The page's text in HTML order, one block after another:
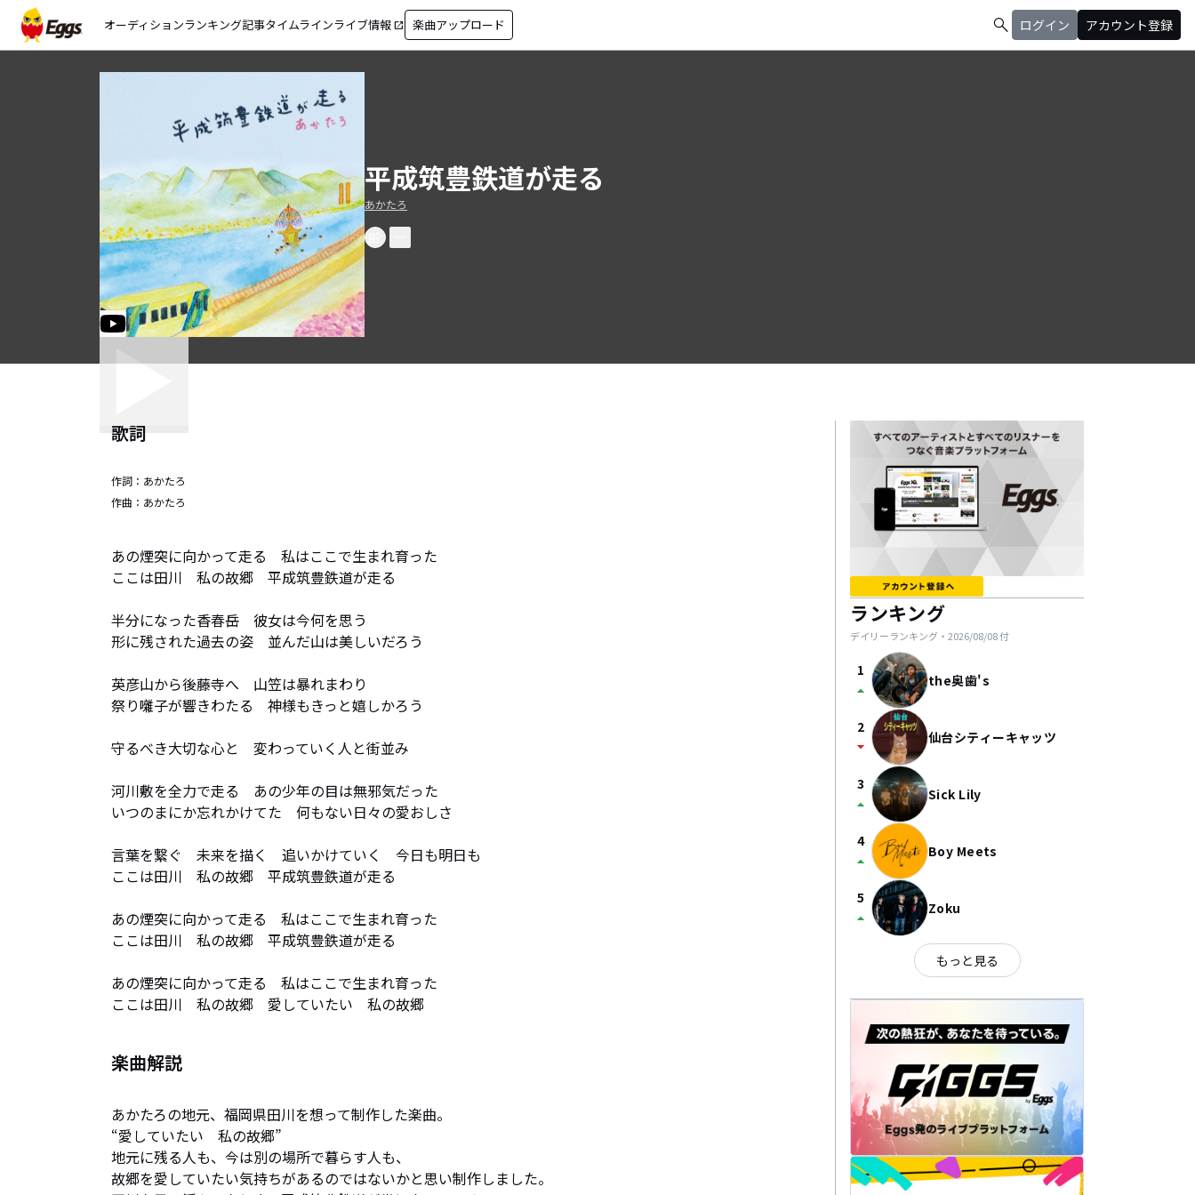
オーディションランキング記事タイムラインライブ情報 open_in_new 楽曲アップロード search ログイン アカウント登録
平成筑豊鉄道が走る
あかたろ
歌詞
作詞： あかたろ
作曲： あかたろ
あの煙突に向かって走る　私はここで生まれ育った
ここは田川　私の故郷　平成筑豊鉄道が走る
半分になった香春岳　彼女は今何を思う
形に残された過去の姿　並んだ山は美しいだろう
英彦山から後藤寺へ　山笠は暴れまわり
祭り囃子が響きわたる　神様もきっと嬉しかろう
守るべき大切な心と　変わっていく人と街並み
河川敷を全力で走る　あの少年の目は無邪気だった
いつのまにか忘れかけてた　何もない日々の愛おしさ
言葉を繋ぐ　未来を描く　追いかけていく　今日も明日も
ここは田川　私の故郷　平成筑豊鉄道が走る
あの煙突に向かって走る　私はここで生まれ育った
ここは田川　私の故郷　平成筑豊鉄道が走る
あの煙突に向かって走る　私はここで生まれ育った
ここは田川　私の故郷　愛していたい　私の故郷
楽曲解説
あかたろの地元、福岡県田川を想って制作した楽曲。
“愛していたい　私の故郷”
地元に残る人も、今は別の場所で暮らす人も、
故郷を愛していたい気持ちがあるのではないかと思い制作しました。
ランキング
デイリーランキング・ 2026/08/08付
1
arrow_drop_up the奥歯's
2
arrow_drop_down 仙台シティーキャッツ
3
arrow_drop_up Sick Lily
4
arrow_drop_up Boy Meets
5
arrow_drop_up Zoku
もっと見る